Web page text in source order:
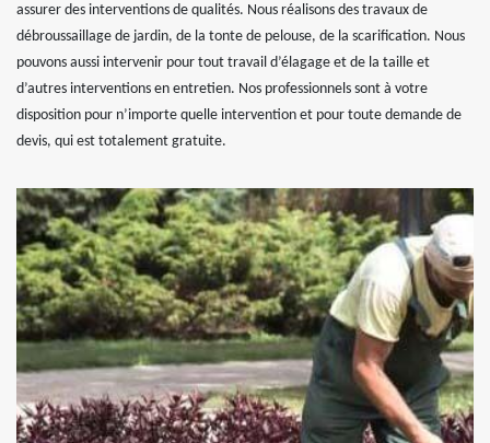
assurer des interventions de qualités. Nous réalisons des travaux de
débroussaillage de jardin, de la tonte de pelouse, de la scarification. Nous
pouvons aussi intervenir pour tout travail d’élagage et de la taille et
d’autres interventions en entretien. Nos professionnels sont à votre
disposition pour n’importe quelle intervention et pour toute demande de
devis, qui est totalement gratuite.